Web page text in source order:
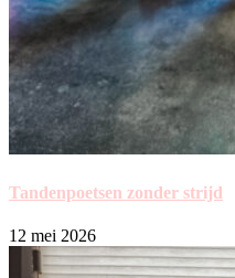
Tandenpoetsen zonder strijd
12 mei 2026